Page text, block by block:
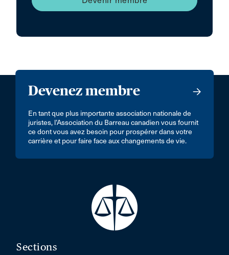
Devenez membre
En tant que plus importante association nationale de
juristes, l’Association du Barreau canadien vous fournit
ce dont vous avez besoin pour prospérer dans votre
carrière et pour faire face aux changements de vie.
Sections